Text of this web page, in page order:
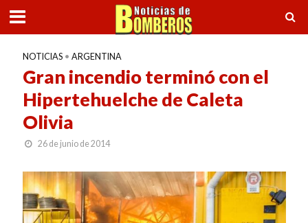
NOTICIAS • ARGENTINA
Gran incendio terminó con el
Hipertehuelche de Caleta
Olivia
26 de junio de 2014